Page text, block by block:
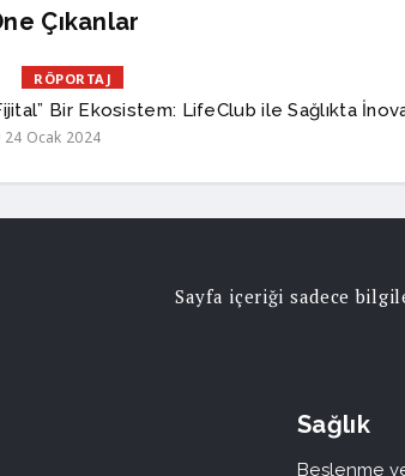
Çıkanlar
RÖPORTAJ
Bir Ekosistem: LifeClub ile Sağlıkta
24 Ocak 2024
Sayfa içeriği sadece
Sağlık
Beslenme